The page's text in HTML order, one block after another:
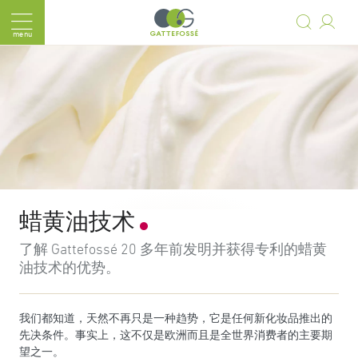
menu
面包屑
蜡黄油技术
了解 Gattefossé 20 多年前发明并获得专利的蜡黄
油技术的优势。
我们都知道，天然不再只是一种趋势，它是任何新化妆品推出的
先决条件。事实上，这不仅是欧洲而且是全世界消费者的主要期
望之一。